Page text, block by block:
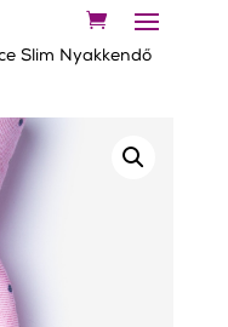
Slim Nyakkendő